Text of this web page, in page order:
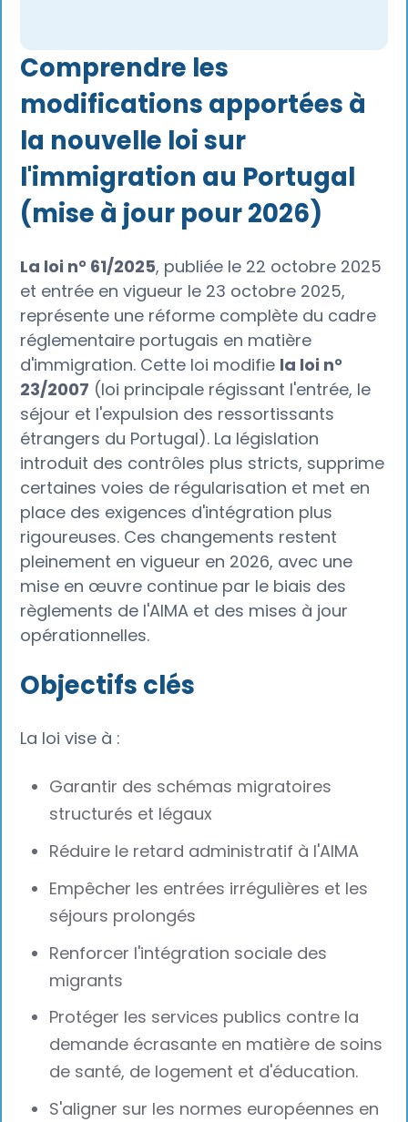
Comprendre les
modifications apportées à
la nouvelle loi sur
l'immigration au Portugal
(mise à jour pour 2026)
La loi n° 61/2025, publiée le 22 octobre 2025
et entrée en vigueur le 23 octobre 2025,
représente une réforme complète du cadre
réglementaire portugais en matière
d'immigration. Cette loi modifie la loi n°
23/2007 (loi principale régissant l'entrée, le
séjour et l'expulsion des ressortissants
étrangers du Portugal). La législation
introduit des contrôles plus stricts, supprime
certaines voies de régularisation et met en
place des exigences d'intégration plus
rigoureuses. Ces changements restent
pleinement en vigueur en 2026, avec une
mise en œuvre continue par le biais des
règlements de l'AIMA et des mises à jour
opérationnelles.
Objectifs clés‍
La loi vise à :
Garantir des schémas migratoires
structurés et légaux
Réduire le retard administratif à l'AIMA
Empêcher les entrées irrégulières et les
séjours prolongés
Renforcer l'intégration sociale des
migrants
Protéger les services publics contre la
demande écrasante en matière de soins
de santé, de logement et d'éducation.
S'aligner sur les normes européennes en